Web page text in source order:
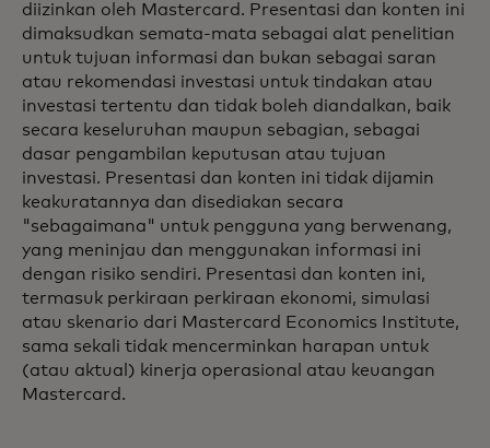
diizinkan oleh Mastercard. Presentasi dan konten ini
dimaksudkan semata-mata sebagai alat penelitian
untuk tujuan informasi dan bukan sebagai saran
atau rekomendasi investasi untuk tindakan atau
investasi tertentu dan tidak boleh diandalkan, baik
secara keseluruhan maupun sebagian, sebagai
dasar pengambilan keputusan atau tujuan
investasi. Presentasi dan konten ini tidak dijamin
keakuratannya dan disediakan secara
"sebagaimana" untuk pengguna yang berwenang,
yang meninjau dan menggunakan informasi ini
dengan risiko sendiri. Presentasi dan konten ini,
termasuk perkiraan perkiraan ekonomi, simulasi
atau skenario dari Mastercard Economics Institute,
sama sekali tidak mencerminkan harapan untuk
(atau aktual) kinerja operasional atau keuangan
Mastercard.